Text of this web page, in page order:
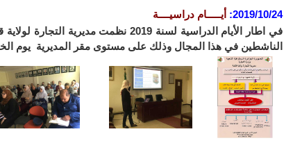
2019/10/24
: أيـــــام دراسيــــة
في اطار الأيام الدراسية لسنة 2019 نظمت
الناشطين في هذا المجال وذلك على مستوى مقر المديرية يوم الخميس